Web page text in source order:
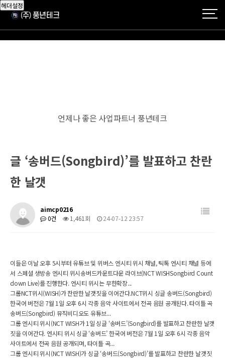
헤더설정
언제나 좋은 사업파트너 풍년테크
글 ‘송버드(Songbird)’를 발표하고 찬란
한 날갯
aimcp0216
0건
1,461회 24-07-12 23:57
이들은 이날 오후 5시부터 유튜브 및 위버스 엔시티 위시 채널, 틱톡 엔시티 채널 등에
서 스페셜 생방송 엔시티 위시송버드카운트다운 라이브(NCT WISHSongbird Count
down Live)를 진행한다. 엔시티 위시는 무한확장...
그룹NCT위시(WISH)가 찬란한 날갯짓을 이어간다.NCT위시 싱글 송버드(Songbird)
한국어 버전은 7월 1일 오후 6시 각종 음악 사이트에서 전곡 음원 공개된다. 타이틀 곡
송버드(Songbird) 뮤직비디오도 유튜브...
그룹 엔시티 위시(NCT WISH가 1일 싱글 ‘송버드’(Songbird)를 발표하고 찬란한 날갯
짓을 이어간다. 엔시티 위시 싱글 ‘송버드’ 한국어 버전은 7월 1일 오후 6시 각종 음악
사이트에서 전곡 음원 공개되며, 타이틀 곡...
그룹 엔시티 위시(NCT WISH)가 싱글 ‘송버드(Songbird)’를 발표하고 찬란한 날갯짓